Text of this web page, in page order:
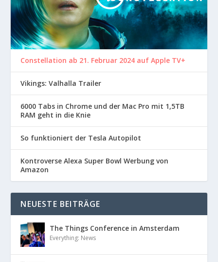
Constellation ab 21. Februar 2024 auf Apple TV+
Vikings: Valhalla Trailer
6000 Tabs in Chrome und der Mac Pro mit 1,5TB
RAM geht in die Knie
So funktioniert der Tesla Autopilot
Kontroverse Alexa Super Bowl Werbung von
Amazon
NEUESTE BEITRÄGE
The Things Conference in Amsterdam
Everything: News